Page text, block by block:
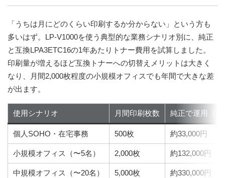
「うちは月にどのくらい印刷するか分からない」という方も
多いはず。LP-V1000を使う典型的な業務シナリオ別に、純正
と互換LPA3ETC16の1年あたりトナー費用を試算しました。
印刷量が増えるほど互換トナーへの切替えメリットは大きく
なり、月間2,000枚程度の小規模オフィスでも年間で大きな差
が出ます。
使用シナリオ 月間印刷枚数 純正で運用（1
個人SOHO・在宅事務 500枚 約33,000円
小規模オフィス（〜5名） 2,000枚 約132,000円
中規模オフィス（〜20名） 5,000枚 約330,000円